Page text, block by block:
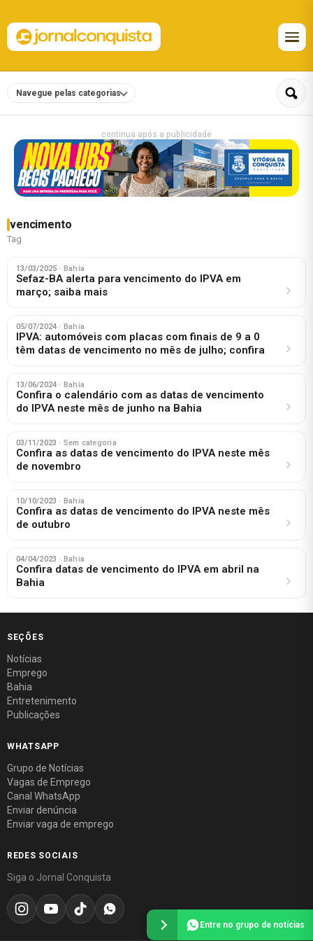
Navegue pelas categorias
continua após a publicidade
vencimento
Tag
13/03/2025 · Bahia
Sefaz-BA alerta para vencimento do IPVA em
março; saiba mais
05/07/2024 · Bahia
IPVA: automóveis com placas com finais de 9 a 0
têm datas de vencimento no mês de julho; confira
13/06/2024 · Bahia
Confira o calendário com as datas de vencimento
do IPVA neste mês de junho na Bahia
03/11/2023 · Sem categoria
Confira as datas de vencimento do IPVA neste mês
de novembro
10/10/2023 · Bahia
Confira as datas de vencimento do IPVA neste mês
de outubro
04/04/2023 · Bahia
Confira datas de vencimento do IPVA em abril na
Bahia
SEÇÕES
Notícias
Emprego
Bahia
Entretenimento
Publicações
WHATSAPP
Grupo de Notícias
Vagas de Emprego
Canal WhatsApp
Enviar denúncia
Enviar vaga de emprego
REDES SOCIAIS
Siga o Jornal Conquista
Entre no grupo de notícias